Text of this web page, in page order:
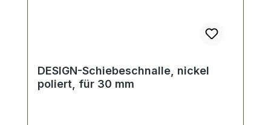
DESIGN-Schiebeschnalle, nickel
poliert, für 30 mm